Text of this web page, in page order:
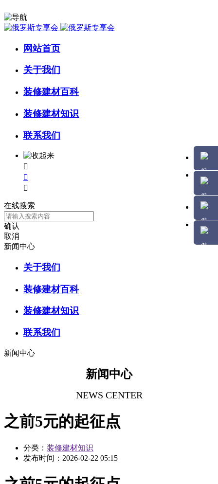
网站首页
关于我们
装修建材百科
装修建材知识
联系我们



在线搜索
确认
取消
新闻中心
关于我们
装修建材百科
装修建材知识
联系我们
新闻中心
新闻中心
NEWS CENTER
之前5元的起征点
分类： 装修建材知识
发布时间： 2026-02-22 05:15